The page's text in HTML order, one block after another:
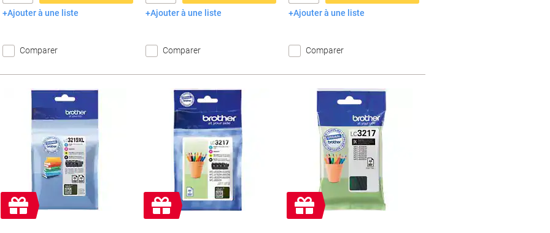
Ajouter au panier
Ajouter à une liste
Comparer
Ajouter au panier
Ajouter à une liste
Comparer
Ajouter au panier
Ajouter à une liste
Comparer
Cadeau
gratuit
Cadeau
gratuit
Cadeau
gratuit